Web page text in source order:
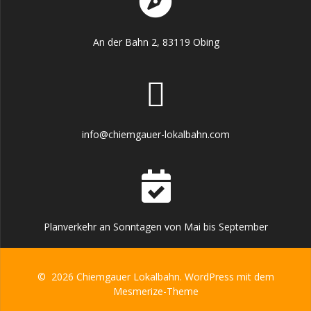
An der Bahn 2, 83119 Obing
info@chiemgauer-lokalbahn.com
Planverkehr an Sonntagen von Mai bis September
© 2026 Chiemgauer Lokalbahn. WordPress mit dem
Mesmerize-Theme